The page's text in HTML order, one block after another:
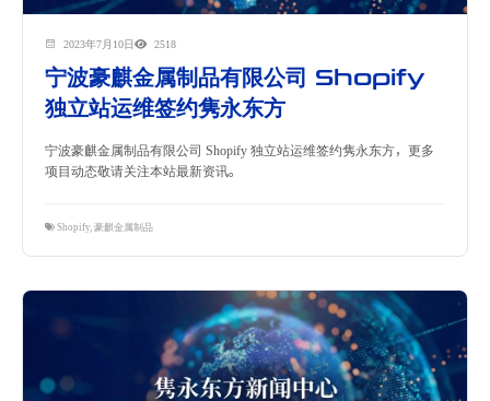
2023年7月10日 2518
宁波豪麒金属制品有限公司 Shopify
独立站运维签约隽永东方
宁波豪麒金属制品有限公司 Shopify 独立站运维签约隽永东方，更多
项目动态敬请关注本站最新资讯。
Shopify 豪麒金属制品